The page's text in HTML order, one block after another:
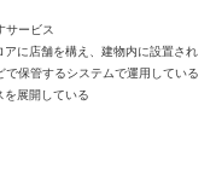
サービス
に店舗を構え、建物内に設置され
で保管するシステムで運用している
を展開している